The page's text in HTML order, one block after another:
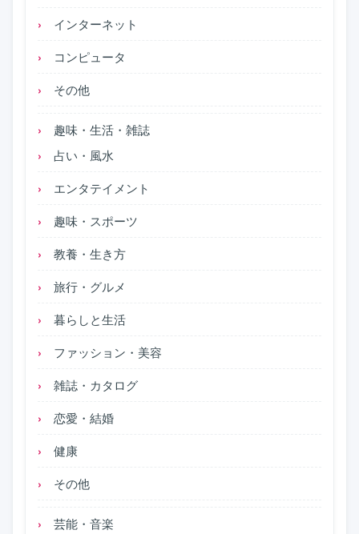
インターネット
コンピュータ
その他
趣味・生活・雑誌
占い・風水
エンタテイメント
趣味・スポーツ
教養・生き方
旅行・グルメ
暮らしと生活
ファッション・美容
雑誌・カタログ
恋愛・結婚
健康
その他
芸能・音楽